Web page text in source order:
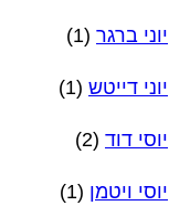
יוני ברגר (1)
יוני דייטש (1)
יוסי דוד (2)
יוסי ויטמן (1)